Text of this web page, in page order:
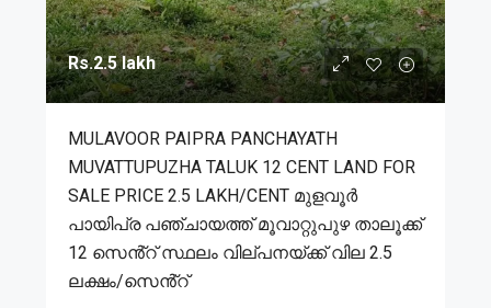
Rs.2.5 lakh
MULAVOOR PAIPRA PANCHAYATH
MUVATTUPUZHA TALUK 12 CENT LAND FOR
SALE PRICE 2.5 LAKH/CENT മുളവൂർ
പായിപ്ര പഞ്ചായത്ത് മൂവാറ്റുപുഴ താലൂക്ക്
12 സെൻ്റ് സ്ഥലം വില്പനയ്ക്ക് വില 2.5
ലക്ഷം/സെൻ്റ്